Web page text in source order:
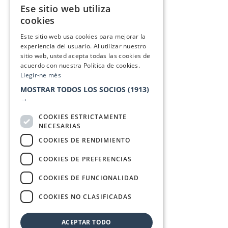
Ese sitio web utiliza
cookies
Este sitio web usa cookies para mejorar la
experiencia del usuario. Al utilizar nuestro
sitio web, usted acepta todas las cookies de
acuerdo con nuestra Política de cookies.
Llegir-ne més
MOSTRAR TODOS LOS SOCIOS (1913)
→
COOKIES ESTRICTAMENTE
NECESARIAS
COOKIES DE RENDIMIENTO
COOKIES DE PREFERENCIAS
COOKIES DE FUNCIONALIDAD
COOKIES NO CLASIFICADAS
ACEPTAR TODO